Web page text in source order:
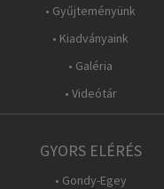
• Gyűjteményünk
• Kiadványaink
• Galéria
• Videótár
GYORS ELÉRÉS
• Gondy-Egey